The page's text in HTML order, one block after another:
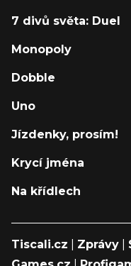
7 divů světa: Duel
Monopoly
Dobble
Uno
Jízdenky, prosím!
Krycí jména
Na křídlech
Tiscali.cz Zprávy